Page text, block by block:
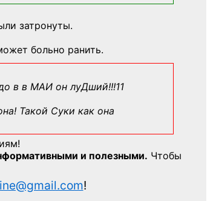
затронуты.
больно ранить.
в в МАИ он луДший!!!11
Такой Суки как она
и полезными. Чтобы
!